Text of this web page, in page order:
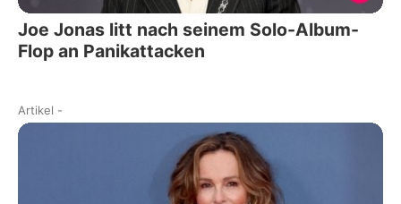
Joe Jonas litt nach seinem Solo-Album-
Flop an Panikattacken
Artikel -